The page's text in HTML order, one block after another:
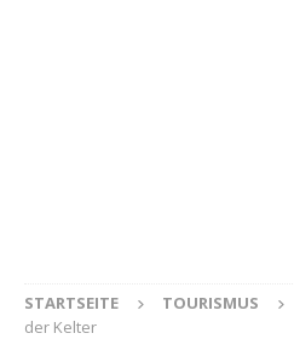
STARTSEITE TOURISMUS
der Kelter